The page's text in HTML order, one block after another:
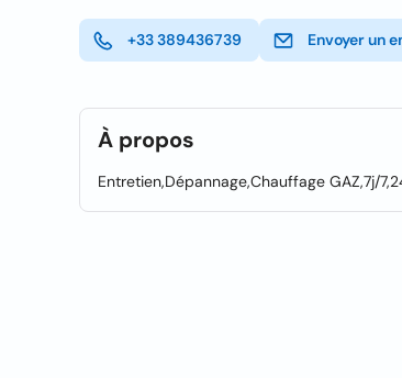
+33 389436739 Envoyer un
À propos
Entretien,Dépannage,Chauffage GAZ,7j/